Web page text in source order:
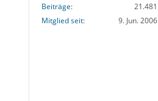
Beiträge
21.481
Mitglied seit
9. Jun. 2006